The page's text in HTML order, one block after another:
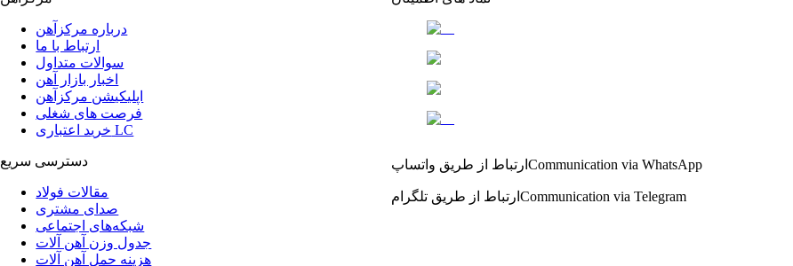
درباره مرکزآهن
ارتباط با ما
سوالات متداول
اخبار بازار آهن
اپلیکیشن مرکزآهن
فرصت های شغلی
خرید اعتباری LC
دسترسی سریع
مقالات فولاد
صدای مشتری
شبکه‌های اجتماعی
جدول وزن آهن آلات
هزینه حمل آهن آلات
ارتباط از طریق واتساپ Communication via WhatsApp
ارتباط از طریق تلگرام Communication via Telegram